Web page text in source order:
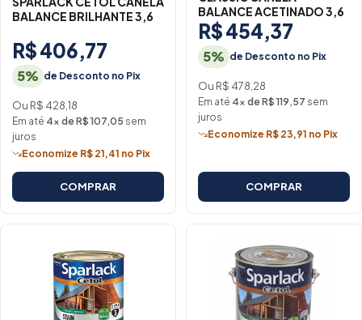
BALANCE BRILHANTE 3,6
R$ 406,77
5% de Desconto no Pix
Ou R$ 428,18
Em até 4× de R$ 107,05 sem
juros
Economize R$ 21,41 no Pix
COMPRAR
BALANCE ACETINADO 3,6
R$ 454,37
5% de Desconto no Pix
Ou R$ 478,28
Em até 4× de R$ 119,57 sem
juros
Economize R$ 23,91 no Pix
COMPRAR